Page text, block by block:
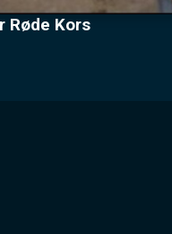
Røde Kors